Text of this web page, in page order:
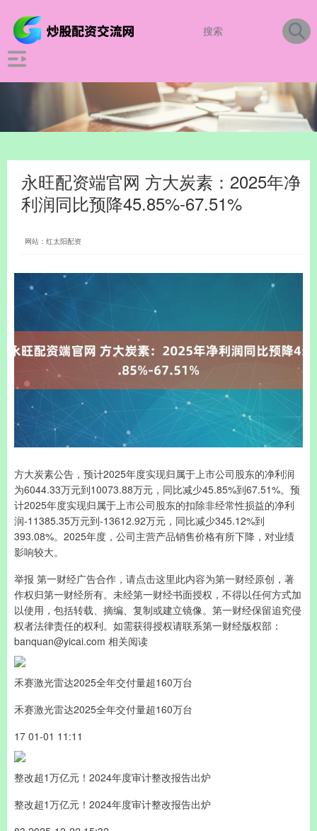
永旺配资端官网 方大炭素：2025年净
利润同比预降45.85%-67.51%
网站：红太阳配资
方大炭素公告，预计2025年度实现归属于上市公司股东的净利润
为6044.33万元到10073.88万元，同比减少45.85%到67.51%。预
计2025年度实现归属于上市公司股东的扣除非经常性损益的净利
润-11385.35万元到-13612.92万元，同比减少345.12%到
393.08%。2025年度，公司主营产品销售价格有所下降，对业绩
影响较大。
举报 第一财经广告合作，请点击这里此内容为第一财经原创，著
作权归第一财经所有。未经第一财经书面授权，不得以任何方式加
以使用，包括转载、摘编、复制或建立镜像。第一财经保留追究侵
权者法律责任的权利。如需获得授权请联系第一财经版权部：
banquan@yicai.com 相关阅读
禾赛激光雷达2025全年交付量超160万台
禾赛激光雷达2025全年交付量超160万台
17 01-01 11:11
整改超1万亿元！2024年度审计整改报告出炉
整改超1万亿元！2024年度审计整改报告出炉